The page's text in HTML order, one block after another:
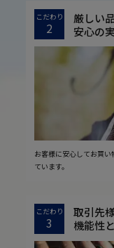
こだわり
2
厳しい
安心の
お客様に安心してお買
ています。
こだわり
3
取引先
機能性